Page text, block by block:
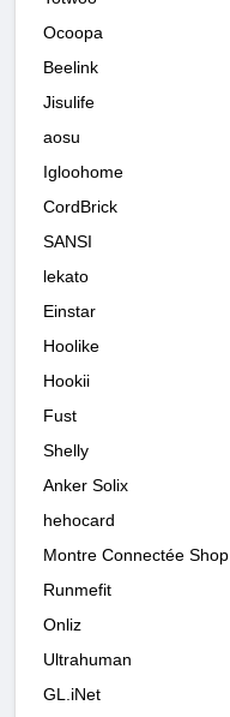
Ocoopa
Beelink
Jisulife
aosu
Igloohome
CordBrick
SANSI
lekato
Einstar
Hoolike
Hookii
Fust
Shelly
Anker Solix
hehocard
Montre Connectée Shop
Runmefit
Onliz
Ultrahuman
GL.iNet